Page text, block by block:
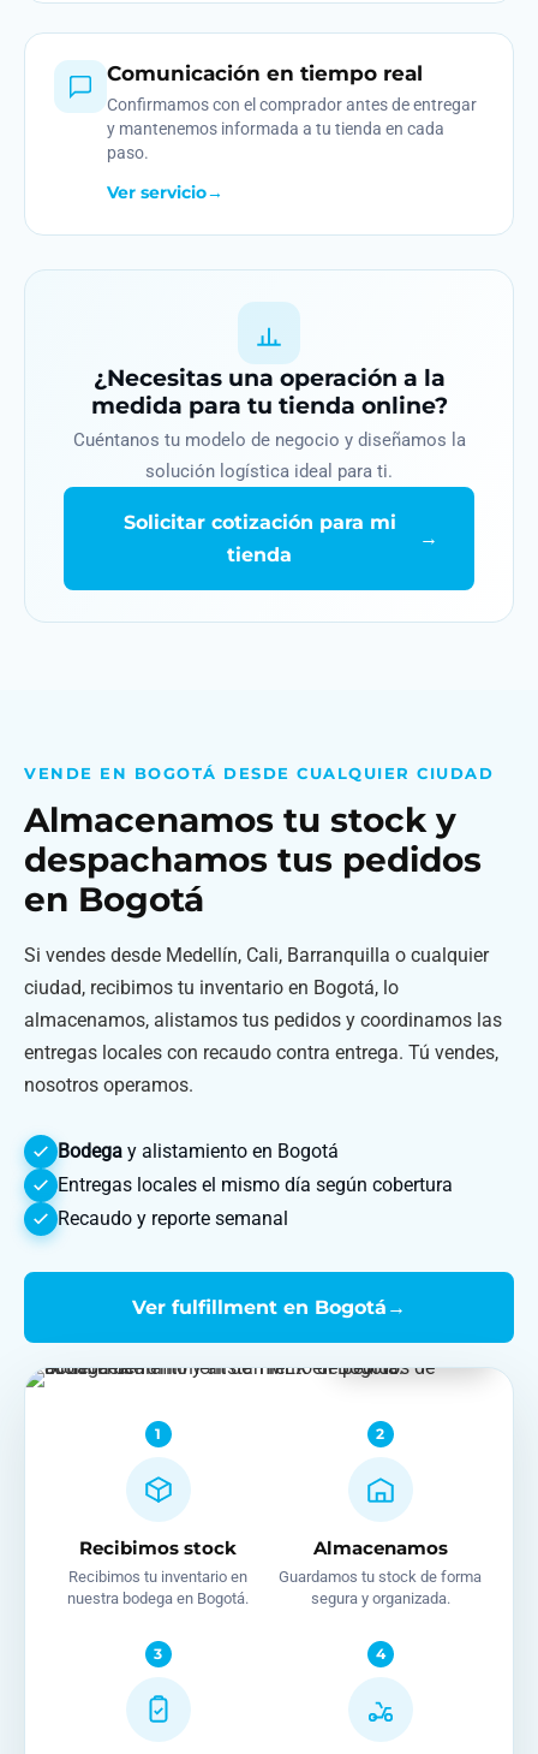
Comunicación en tiempo real
Confirmamos con el comprador antes de entregar
y mantenemos informada a tu tienda en cada
paso.
Ver servicio→
¿Necesitas una operación a la
medida para tu tienda online?
Cuéntanos tu modelo de negocio y diseñamos la
solución logística ideal para ti.
Solicitar cotización para mi
tienda
→
VENDE EN BOGOTÁ DESDE CUALQUIER CIUDAD
Almacenamos tu stock y
despachamos tus pedidos
en Bogotá
Si vendes desde Medellín, Cali, Barranquilla o cualquier
ciudad, recibimos tu inventario en Bogotá, lo
almacenamos, alistamos tus pedidos y coordinamos las
entregas locales con recaudo contra entrega. Tú vendes,
nosotros operamos.
Bodega y alistamiento en Bogotá
Entregas locales el mismo día según cobertura
Recaudo y reporte semanal
Ver fulfillment en Bogotá →
Bogotá D.C.
1
Recibimos stock
Recibimos tu inventario en
nuestra bodega en Bogotá.
2
Almacenamos
Guardamos tu stock de forma
segura y organizada.
3 4